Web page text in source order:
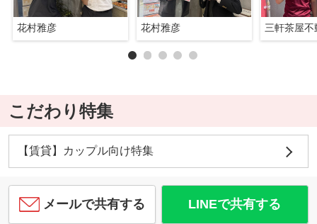
花村雅彦 花村雅彦 三軒茶屋不
こだわり特集
【賃貸】カップル向け特集
メールで共有する LINEで共有する